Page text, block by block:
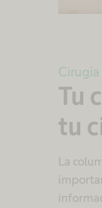
Cirugía
Tu
tu
La